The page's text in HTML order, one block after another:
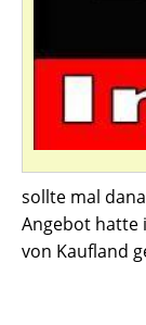
sollte mal
Angebot hatte
von Kaufland